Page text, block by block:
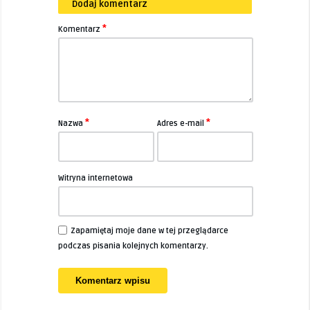
Dodaj komentarz
Komentarz *
Nazwa * Adres e-mail*
Witryna internetowa
Zapamiętaj moje dane w tej przeglądarce
podczas pisania kolejnych komentarzy.